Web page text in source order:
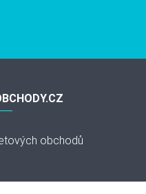
obchodů